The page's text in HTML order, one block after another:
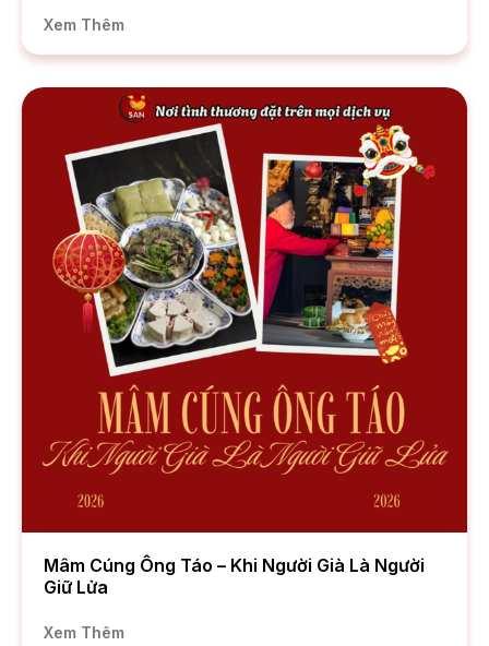
Xem Thêm
Mâm Cúng Ông Táo – Khi Người Già Là Người
Giữ Lửa
Xem Thêm